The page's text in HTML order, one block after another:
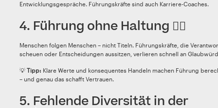
Entwicklungsgespräche. Führungskräfte sind auch Karriere-Coaches.
4. Führung ohne Haltung 🤷‍♂️
Menschen folgen Menschen – nicht Titeln. Führungskräfte, die
scheuen oder Entscheidungen aussitzen, verlieren schnell an
💡 Tipp: Klare Werte und konsequentes Handeln machen Führung
– und genau das schafft Vertrauen.
5. Fehlende Diversität in der